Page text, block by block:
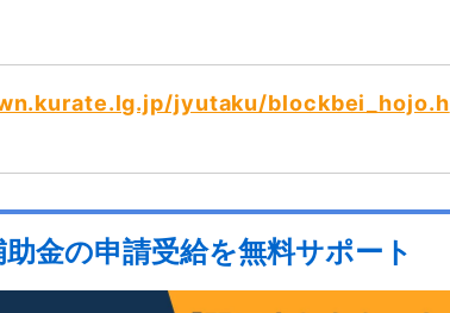
jyutaku/blockbei_hojo.h
金の申請受給を無料サポート